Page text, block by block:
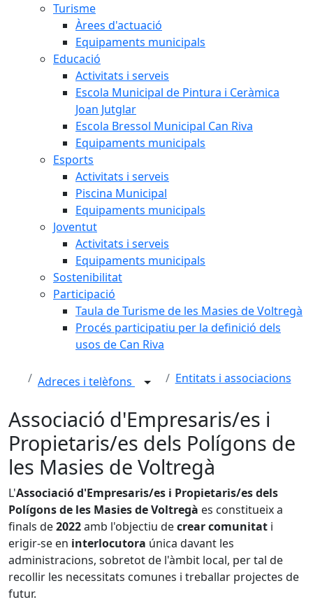
Turisme
Àrees d'actuació
Equipaments municipals
Educació
Activitats i serveis
Escola Municipal de Pintura i Ceràmica
Joan Jutglar
Escola Bressol Municipal Can Riva
Equipaments municipals
Esports
Activitats i serveis
Piscina Municipal
Equipaments municipals
Joventut
Activitats i serveis
Equipaments municipals
Sostenibilitat
Participació
Taula de Turisme de les Masies de Voltregà
Procés participatiu per la definició dels
usos de Can Riva
Adreces i telèfons Entitats i associacions
Associació d'Empresaris/es i
Propietaris/es dels Polígons de
les Masies de Voltregà
L'Associació d'Empresaris/es i Propietaris/es dels
Polígons de les Masies de Voltregà es constitueix a
finals de2022amb l'objectiu decrear comunitat i
erigir-se en interlocutora única davant les
administracions, sobretot de l'àmbit local, per tal de
recollir les necessitats comunes i treballar projectes de
futur.